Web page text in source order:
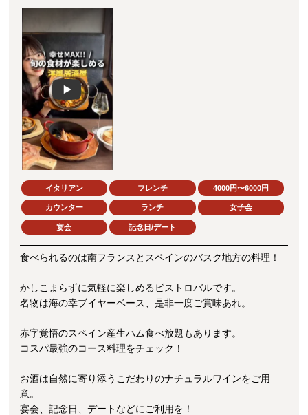
Play
イタリアン フレンチ 4000円〜6000円
カウンター ランチ 女子会
宴会 記念日/デート
食べられるのは南フランスとスペインのバスク地方の料理！
かしこまらずに気軽に楽しめるビストロバルです。
名物は海の幸ブイヤーベース、是非一度ご賞味あれ。
赤字覚悟のスペイン産生ハム食べ放題もあります。
コスパ最強のコース料理をチェック！
お酒は自然に寄り添うこだわりのナチュラルワインをご用
意。
宴会、記念日、デートなどにご利用を！